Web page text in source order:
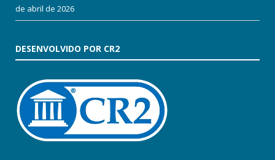
de abril de 2026
DESENVOLVIDO POR CR2